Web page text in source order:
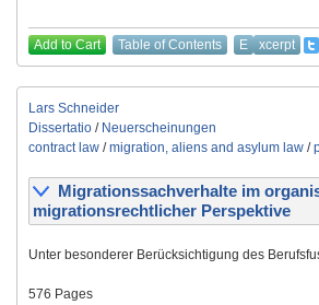
Add to Cart Table of Contents E xcerpt
Lars Schneider
Dissertatio / Neuerscheinungen
contract law /migration, aliens and asylum law /
Migrationssachverhalte im
migrationsrechtlicher Perspektive
Unter besonderer Berücksichtigung des
576 Pages